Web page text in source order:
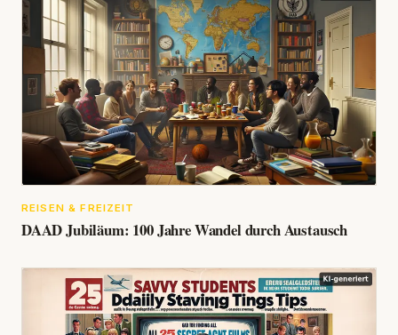
REISEN & FREIZEIT
DAAD Jubiläum: 100 Jahre Wandel durch Austausch